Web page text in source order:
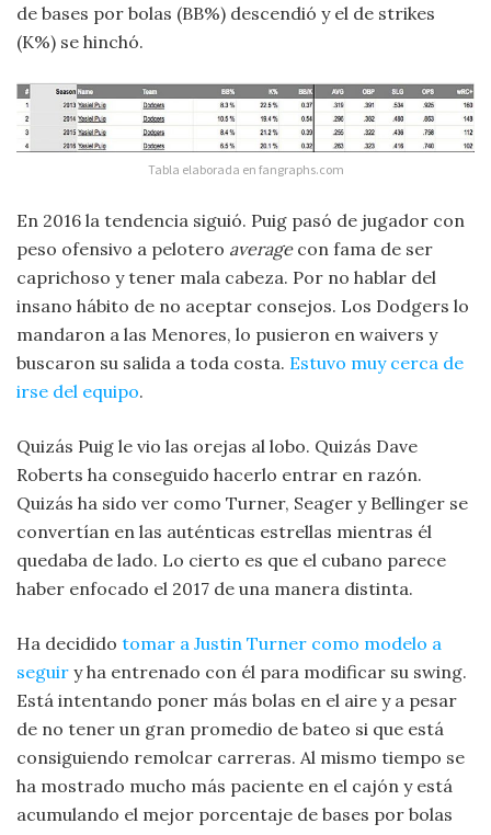
de bases por bolas (BB%) descendió y el de strikes
(K%) se hinchó.
Tabla elaborada en fangraphs.com
En 2016 la tendencia siguió. Puig pasó de jugador con
peso ofensivo a pelotero averagecon fama de ser
caprichoso y tener mala cabeza. Por no hablar del
insano hábito de no aceptar consejos. Los Dodgers lo
mandaron a las Menores, lo pusieron en waivers y
buscaron su salida a toda costa. Estuvo muy cerca de
irse del equipo.
Quizás Puig le vio las orejas al lobo. Quizás Dave
Roberts ha conseguido hacerlo entrar en razón.
Quizás ha sido ver como Turner, Seager y Bellinger se
convertían en las auténticas estrellas mientras él
quedaba de lado. Lo cierto es que el cubano parece
haber enfocado el 2017 de una manera distinta.
Ha decidido tomar a Justin Turner como modelo a
seguir y ha entrenado con él para modificar su swing.
Está intentando poner más bolas en el aire y a pesar
de no tener un gran promedio de bateo si que está
consiguiendo remolcar carreras. Al mismo tiempo se
ha mostrado mucho más paciente en el cajón y está
acumulando el mejor porcentaje de bases por bolas